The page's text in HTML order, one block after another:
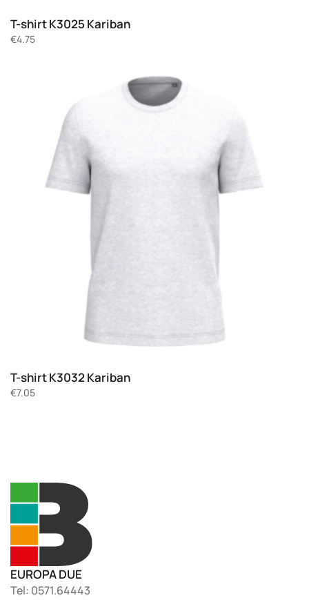
T-shirt K3025 Kariban
€4.75
T-shirt K3032 Kariban
€7.05
EUROPA DUE
Tel: 0571.64443